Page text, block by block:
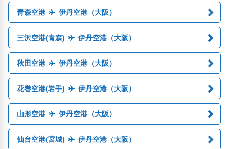
青森空港 伊丹空港（大阪）
三沢空港(青森) 伊丹空港（大阪）
秋田空港 伊丹空港（大阪）
花巻空港(岩手) 伊丹空港（大阪）
山形空港 伊丹空港（大阪）
仙台空港(宮城) 伊丹空港（大阪）